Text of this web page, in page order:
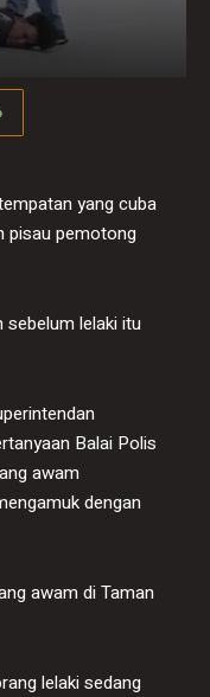
yang cuba
pisau pemotong
lelaki itu
Balai Polis
awam
dengan
awam di Taman
lelaki sedang